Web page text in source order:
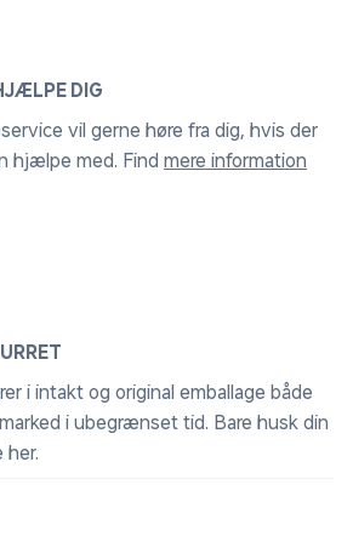
DIG
vil gerne høre fra dig, hvis der
hjælpe med. Find mere information
i intakt og original emballage både
i ubegrænset tid. Bare husk din
her.